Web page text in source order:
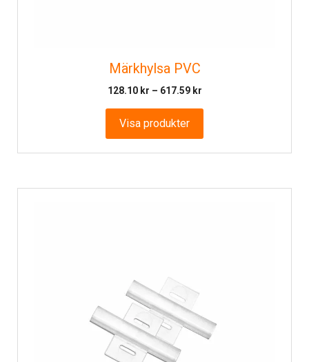
Märkhylsa PVC
128.10 kr – 617.59 krPrisintervall:
Visa produkter